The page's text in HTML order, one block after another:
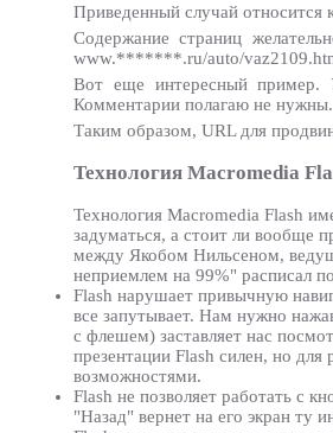
Приведенный случай относится
Содержание страниц
www.*******.ru/auto/
Вот еще интересный пример.
Комментарии полагаю не нужны.
Таким образом, URL для
Технология Macromedia
Технология Macromedia Flash
задуматься, а стоит ли вообще
между Якобом Нильсеном,
неприемлем на 99%" расписал
Flash нарушает привычную
все запутывает. Нам нужно
с флешем) заставляет нас
презентации Flash силен, но
возможностями.
Flash не позволяет работать с
"Назад" вернет на его экран ту